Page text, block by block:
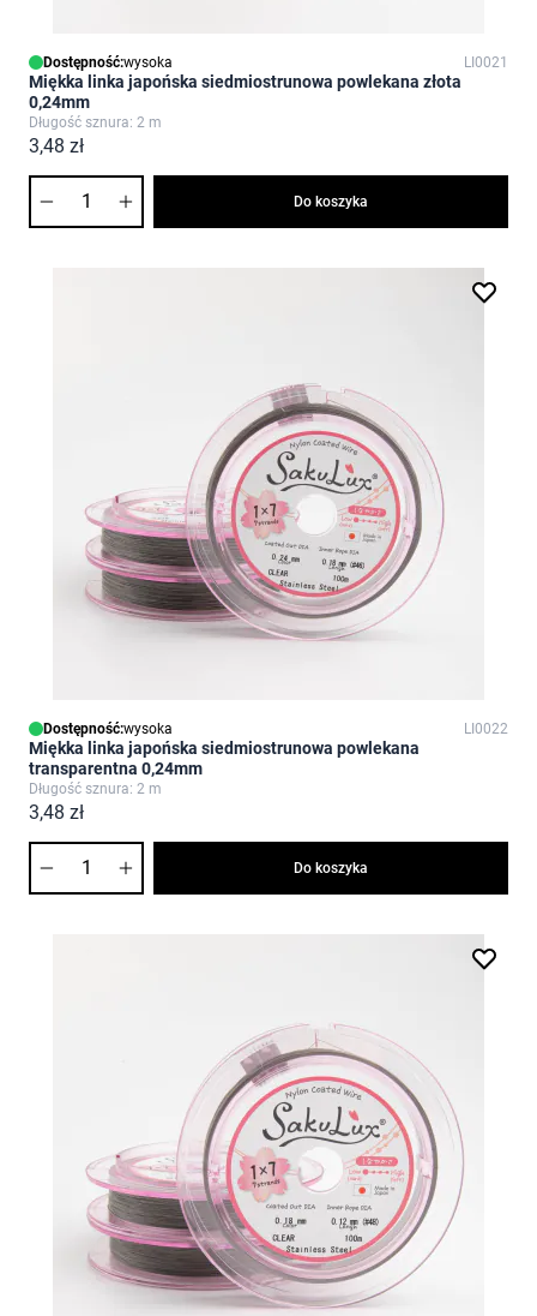
Dostępność:wysoka LI0021
Miękka linka japońska siedmiostrunowa powlekana złota
0,24mm
Długość sznura: 2 m
3,48 zł
Do koszyka
Dostępność:wysoka LI0022
Miękka linka japońska siedmiostrunowa powlekana
transparentna 0,24mm
Długość sznura: 2 m
3,48 zł
Do koszyka